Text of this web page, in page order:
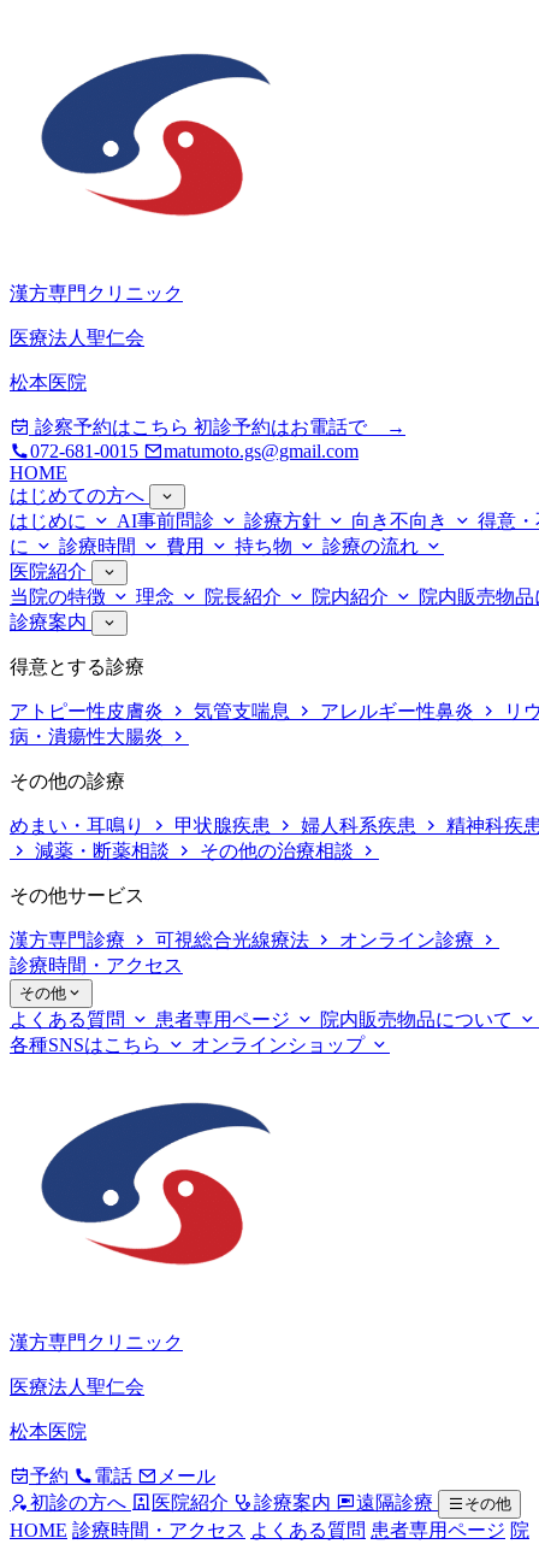
漢方専門クリニック
医療法人聖仁会
松本医院
診察予約はこちら 初診予約はお電話で →
072-681-0015
matumoto.gs@gmail.com
HOME
はじめての方へ
はじめに
AI事前問診 診療方針 向き不向き
得意
に
診療時間 費用 持ち物
診療の流れ
医院紹介
当院の特徴
理念 院長紹介 院内紹介
院内販売物
診療案内
得意とする診療
アトピー性皮膚炎 気管支喘息 アレルギー性鼻炎
リ
病・潰瘍性大腸炎
その他の診療
めまい・耳鳴り 甲状腺疾患 婦人科系疾患
精神科疾
減薬・断薬相談
その他の治療相談
その他サービス
漢方専門診療 可視総合光線療法
オンライン診療
診療時間・アクセス
その他
よくある質問 患者専用ページ
院内販売物品について
各種SNSはこちら
オンラインショップ
漢方専門クリニック
医療法人聖仁会
松本医院
予約 電話
メール
初診の方へ
医院紹介 診療案内 遠隔診療 その他
HOME 診療時間・アクセス よくある質問 患者専用ページ 院